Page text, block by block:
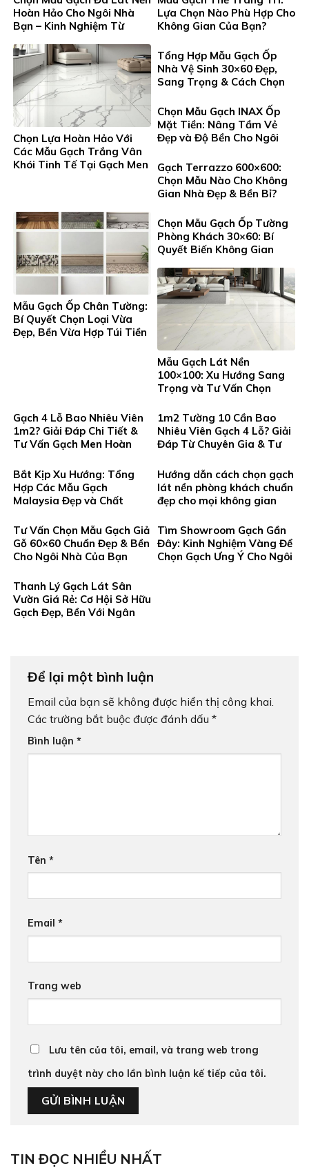
Hoàn Hảo Cho Ngôi Nhà
Bạn – Kinh Nghiệm Từ
Lựa Chọn Nào Phù Hợp Cho
Không Gian Của Bạn?
Chọn Lựa Hoàn Hảo Với
Các Mẫu Gạch Trắng Vân
Khói Tinh Tế Tại Gạch Men
Tổng Hợp Mẫu Gạch Ốp
Nhà Vệ Sinh 30×60 Đẹp,
Sang Trọng & Cách Chọn
Chọn Mẫu Gạch INAX Ốp
Mặt Tiền: Nâng Tầm Vẻ
Đẹp và Độ Bền Cho Ngôi
Gạch Terrazzo 600×600:
Chọn Mẫu Nào Cho Không
Gian Nhà Đẹp & Bền Bỉ?
Mẫu Gạch Ốp Chân Tường:
Bí Quyết Chọn Loại Vừa
Đẹp, Bền Vừa Hợp Túi Tiền
Chọn Mẫu Gạch Ốp Tường
Phòng Khách 30×60: Bí
Quyết Biến Không Gian
Và Đẳng Cấp
Mẫu Gạch Lát Nền
100×100: Xu Hướng Sang
Trọng và Tư Vấn Chọn
Cấp
Gạch 4 Lỗ Bao Nhiêu Viên
1m2? Giải Đáp Chi Tiết &
Tư Vấn Gạch Men Hoàn
1m2 Tường 10 Cần Bao
Nhiêu Viên Gạch 4 Lỗ? Giải
Đáp Từ Chuyên Gia & Tư
Thiện Tại Gạch Men Thanh
Tung
Bắt Kịp Xu Hướng: Tổng
Hợp Các Mẫu Gạch
Malaysia Đẹp và Chất
Thanh Tung
Hướng dẫn cách chọn gạch
lát nền phòng khách chuẩn
đẹp cho mọi không gian
Tư Vấn Chọn Mẫu Gạch Giả
Gỗ 60×60 Chuẩn Đẹp & Bền
Cho Ngôi Nhà Của Bạn
Tìm Showroom Gạch Gần
Đây: Kinh Nghiệm Vàng Để
Chọn Gạch Ưng Ý Cho Ngôi
Thanh Lý Gạch Lát Sân
Vườn Giá Rẻ: Cơ Hội Sở Hữu
Gạch Đẹp, Bền Với Ngân
Để lại một bình luận
Email của bạn sẽ không được hiển thị công khai.
Các trường bắt buộc được đánh dấu *
Bình luận *
Tên *
Email *
Trang web
Lưu tên của tôi, email, và trang web trong
trình duyệt này cho lần bình luận kế tiếp của tôi.
TIN ĐỌC NHIỀU NHẤT